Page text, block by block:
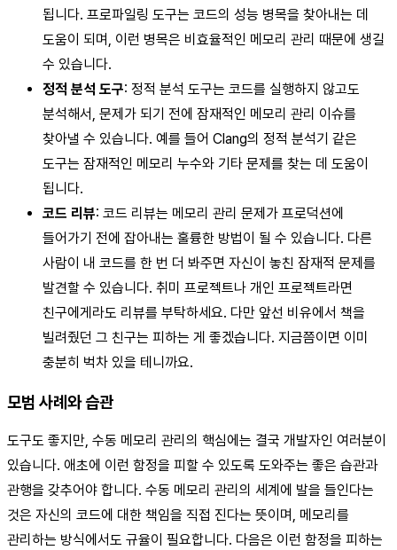
됩니다. 프로파일링 도구는 코드의 성능 병목을 찾아내는 데
도움이 되며, 이런 병목은 비효율적인 메모리 관리 때문에 생길
수 있습니다.
정적 분석 도구: 정적 분석 도구는 코드를 실행하지 않고도
분석해서, 문제가 되기 전에 잠재적인 메모리 관리 이슈를
찾아낼 수 있습니다. 예를 들어 Clang의 정적 분석기 같은
도구는 잠재적인 메모리 누수와 기타 문제를 찾는 데 도움이
됩니다.
코드 리뷰: 코드 리뷰는 메모리 관리 문제가 프로덕션에
들어가기 전에 잡아내는 훌륭한 방법이 될 수 있습니다. 다른
사람이 내 코드를 한 번 더 봐주면 자신이 놓친 잠재적 문제를
발견할 수 있습니다. 취미 프로젝트나 개인 프로젝트라면
친구에게라도 리뷰를 부탁하세요. 다만 앞선 비유에서 책을
빌려줬던 그 친구는 피하는 게 좋겠습니다. 지금쯤이면 이미
충분히 벅차 있을 테니까요.
모범 사례와 습관
도구도 좋지만, 수동 메모리 관리의 핵심에는 결국 개발자인 여러분이
있습니다. 애초에 이런 함정을 피할 수 있도록 도와주는 좋은 습관과
관행을 갖추어야 합니다. 수동 메모리 관리의 세계에 발을 들인다는
것은 자신의 코드에 대한 책임을 직접 진다는 뜻이며, 메모리를
관리하는 방식에서도 규율이 필요합니다. 다음은 이런 함정을 피하는